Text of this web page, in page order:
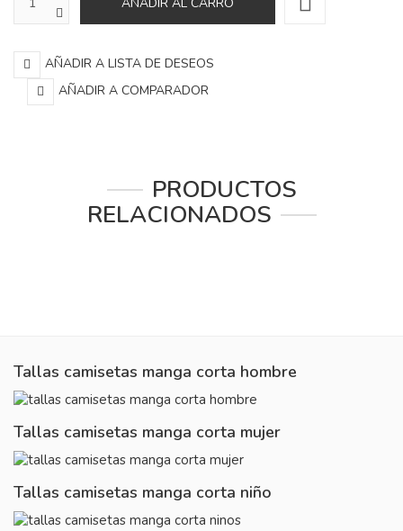
AÑADIR A LISTA DE DESEOS
AÑADIR A COMPARADOR
PRODUCTOS
RELACIONADOS
Tallas camisetas manga corta hombre
Tallas camisetas manga corta mujer
Tallas camisetas manga corta niño